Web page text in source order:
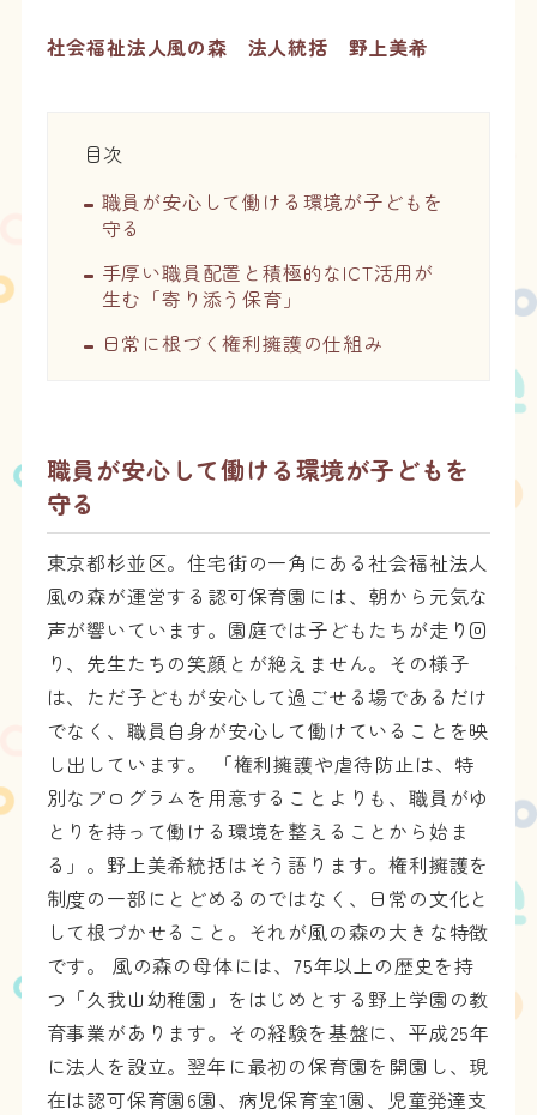
社会福祉法人風の森 法人統括 野上美希
目次
職員が安心して働ける環境が子どもを
守る
手厚い職員配置と積極的なICT活用が
生む「寄り添う保育」
日常に根づく権利擁護の仕組み
職員が安心して働ける環境が子どもを
守る
東京都杉並区。住宅街の一角にある社会福祉法人
風の森が運営する認可保育園には、朝から元気な
声が響いています。園庭では子どもたちが走り回
り、先生たちの笑顔とが絶えません。その様子
は、ただ子どもが安心して過ごせる場であるだけ
でなく、職員自身が安心して働けていることを映
し出しています。 「権利擁護や虐待防止は、特
別なプログラムを用意することよりも、職員がゆ
とりを持って働ける環境を整えることから始ま
る」。野上美希統括はそう語ります。権利擁護を
制度の一部にとどめるのではなく、日常の文化と
して根づかせること。それが風の森の大きな特徴
です。 風の森の母体には、75年以上の歴史を持
つ「久我山幼稚園」をはじめとする野上学園の教
育事業があります。その経験を基盤に、平成25年
に法人を設立。翌年に最初の保育園を開園し、現
在は認可保育園6園、病児保育室1園、児童発達支